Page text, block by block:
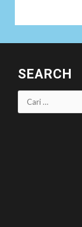
SEARCH
Cari
untuk: